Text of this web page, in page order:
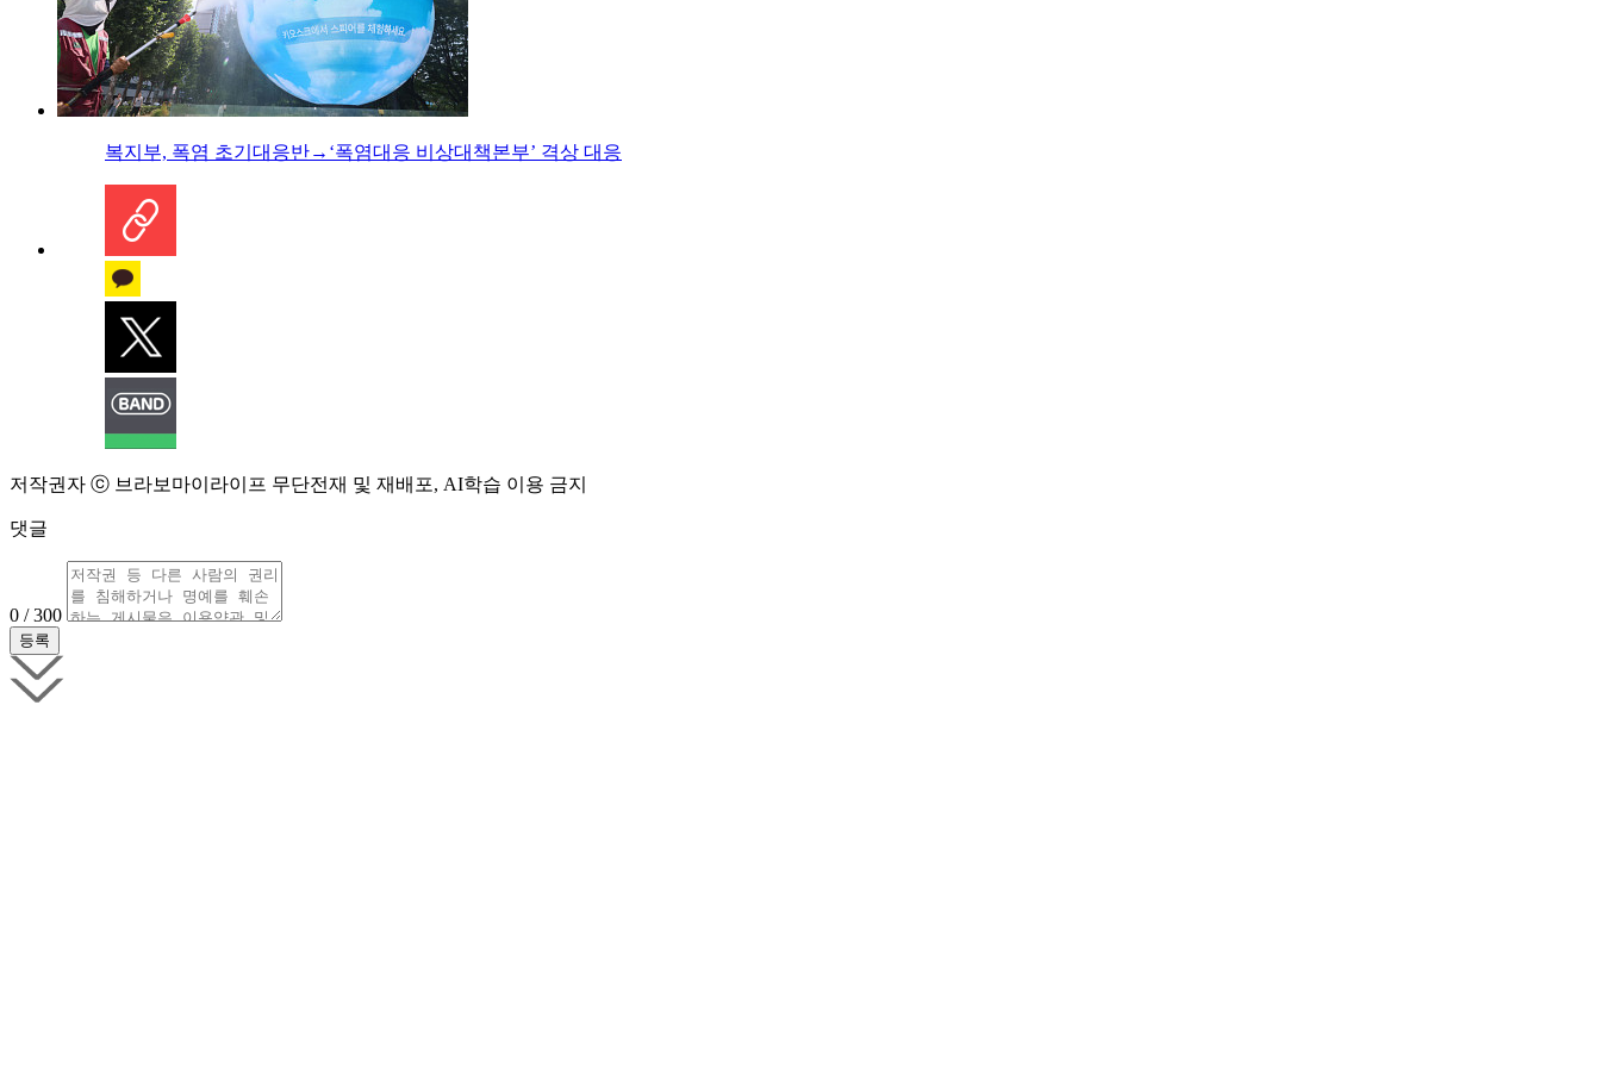
복지부, 폭염 초기대응반→‘폭염대응 비상대책본부’ 격상 대응
저작권자 ⓒ 브라보마이라이프 무단전재 및 재배포, AI학습 이용 금지
댓글
0 / 300